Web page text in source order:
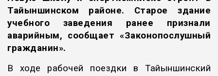
Тайыншинском районе. Старое здание
учебного заведения ранее признали
аварийным, сообщает «Законопослушный
гражданин».
В ходе рабочей поездки в Тайыншинский